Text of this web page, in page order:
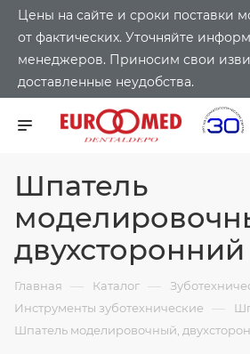
Цены на сайте и сроки поставки
от фактических. Уточняйте
менеджеров. Приносим свои
доставленные неудобства.
Шпатель
двухсторонний
Главная — Каталог —
Инструменты зуботехнические —
Шпатель моделировочный,